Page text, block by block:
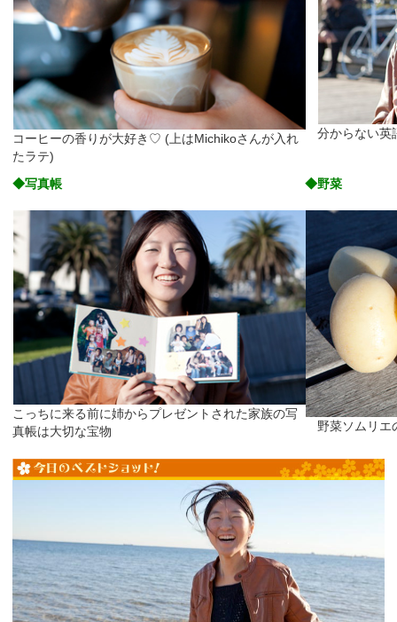
コーヒーの香りが大好き♡ (上はMichikoさんが入れ
たラテ)
分からない英
◆写真帳
こっちに来る前に姉からプレゼントされた家族の写
真帳は大切な宝物
◆野菜
野菜ソムリエ